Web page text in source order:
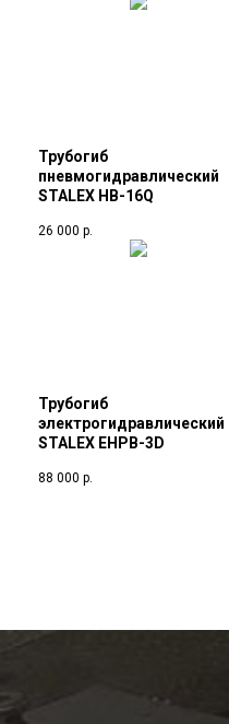
Трубогиб
пневмогидравлический
STALEX HB-16Q
26 000 р.
Трубогиб
электрогидравлический
STALEX EHPB-3D
88 000 р.